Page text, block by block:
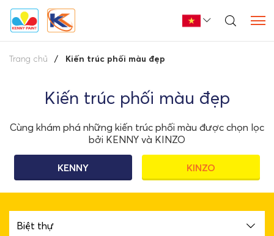
Trang chủ Kiến trúc phối màu đẹp
Kiến trúc phối màu đẹp
Cùng khám phá những kiến trúc phối màu được chọn lọc
bởi KENNY và KINZO
KENNY KINZO
Biệt thự